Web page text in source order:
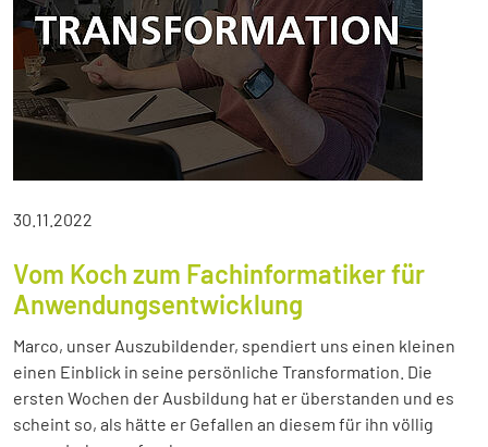
30.11.2022
Vom Koch zum Fachinformatiker für
Anwendungsentwicklung
Marco, unser Auszubildender, spendiert uns einen kleinen
einen Einblick in seine persönliche Transformation. Die
ersten Wochen der Ausbildung hat er überstanden und es
scheint so, als hätte er Gefallen an diesem für ihn völlig